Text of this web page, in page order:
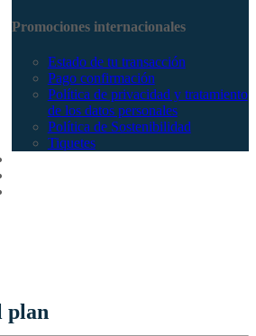
Promociones internacionales
Estado de tu transacción
Pago confirmación
Política de privacidad y tratamiento
de los datos personales
Política de Sostenibilidad
Tiquetes
plan